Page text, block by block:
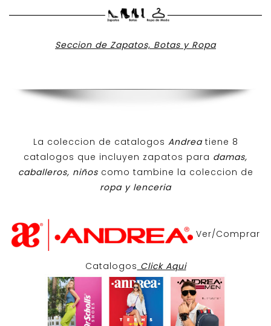
Seccion de Zapatos, Botas y Ropa
La coleccion de catalogos Andreatiene 8
catalogos que incluyen zapatos para damas,
caballeros, niños como tambine la coleccion de
ropa y lenceria
Ver/Comprar
Catalogos Click Aqui